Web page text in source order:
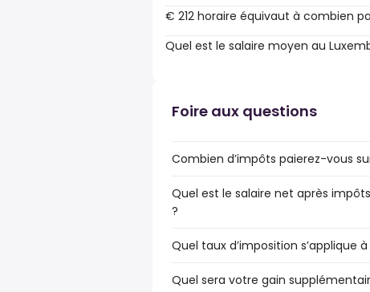
€ 212 horaire équivaut à combien
Quel est le salaire moyen au
Foire aux questions
Combien d’impôts paierez-vous
Quel est le salaire net après
?
Quel taux d’imposition s’applique
Quel sera votre gain